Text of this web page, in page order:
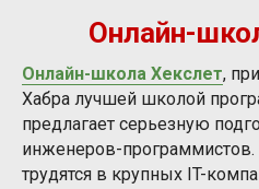
Онлайн-
Онлайн-школа Хекслет,
Хабра лучшей школой
предлагает серьезную
инженеров-
трудятся в крупных IT-